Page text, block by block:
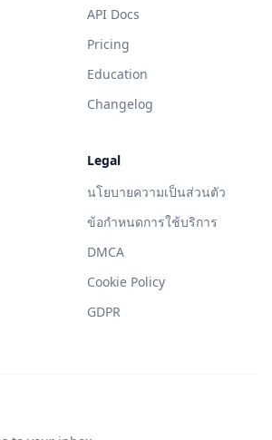
API Docs
Pricing
Education
Changelog
Legal
นโยบายความเป็นส่วนตัว
ข้อกำหนดการใช้บริการ
DMCA
Cookie Policy
GDPR